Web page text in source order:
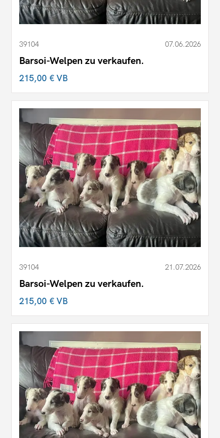
39104 07.06.2026
Barsoi-Welpen zu verkaufen.
215,00 €VB
39104 21.07.2026
Barsoi-Welpen zu verkaufen.
215,00 €VB